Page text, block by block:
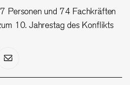
Personen und 74 Fachkräften
10. Jahrestag des Konflikts